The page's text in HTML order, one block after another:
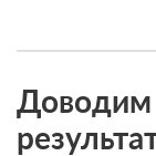
Доводим